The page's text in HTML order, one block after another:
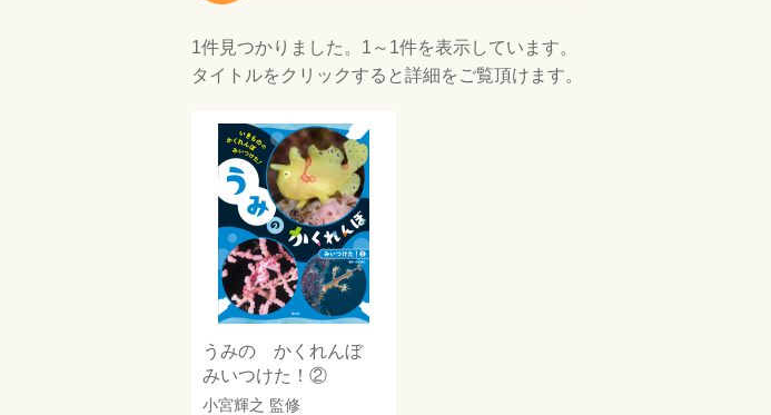
1件見つかりました。 1～1件を表示しています。
タイトルをクリックすると詳細をご覧頂けます。
うみの かくれんぼ
みいつけた！②
小宮輝之 監修